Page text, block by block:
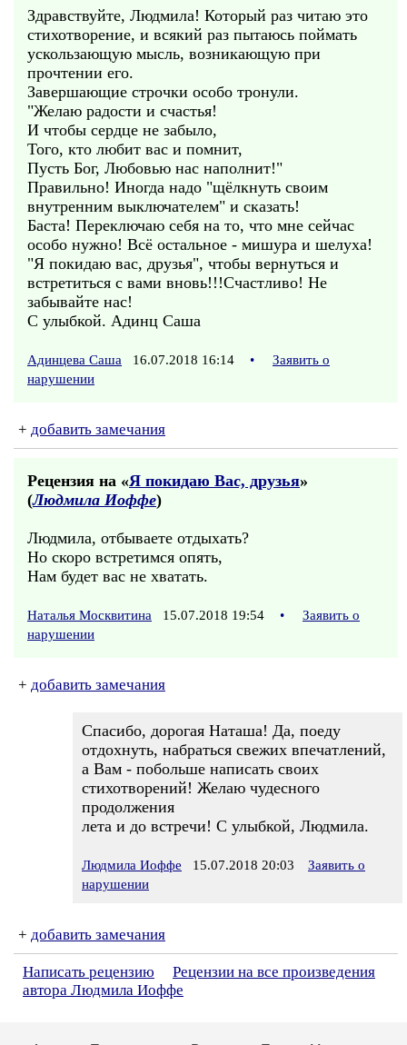
Здравствуйте, Людмила! Который раз читаю это
стихотворение, и всякий раз пытаюсь поймать
ускользающую мысль, возникающую при
прочтении его.
Завершающие строчки особо тронули.
"Желаю радости и счастья!
И чтобы сердце не забыло,
Того, кто любит вас и помнит,
Пусть Бог, Любовью нас наполнит!"
Правильно! Иногда надо "щёлкнуть своим
внутренним выключателем" и сказать!
Баста! Переключаю себя на то, что мне сейчас
особо нужно! Всё остальное - мишура и шелуха!
"Я покидаю вас, друзья", чтобы вернуться и
встретиться с вами вновь!!!Счастливо! Не
забывайте нас!
С улыбкой. Адинц Саша
Адинцева Саша 16.07.2018 16:14 •
Заявить о
нарушении
+ добавить замечания
Рецензия на «Я покидаю Вас, друзья»
(Людмила Иоффе)
Людмила, отбываете отдыхать?
Но скоро встретимся опять,
Нам будет вас не хватать.
Наталья Москвитина 15.07.2018 19:54 •
Заявить о
нарушении
+ добавить замечания
Спасибо, дорогая Наташа! Да, поеду
отдохнуть, набраться свежих впечатлений,
а Вам - побольше написать своих
стихотворений! Желаю чудесного
продолжения
лета и до встречи! С улыбкой, Людмила.
Людмила Иоффе 15.07.2018 20:03
Заявить о
нарушении
+ добавить замечания
Написать рецензию
Рецензии на все произведения
автора Людмила Иоффе